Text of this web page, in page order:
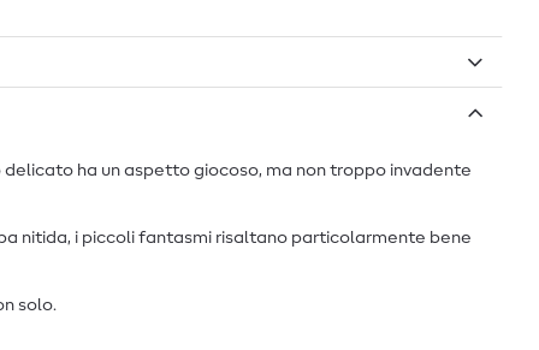
ha un aspetto giocoso, ma non troppo invadente
nitida, i piccoli fantasmi risaltano particolarmente bene
solo.